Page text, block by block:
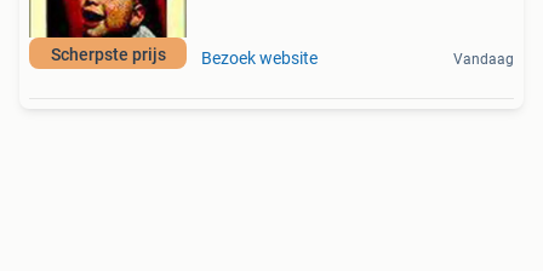
Scherpste prijs Bezoek website Vandaag